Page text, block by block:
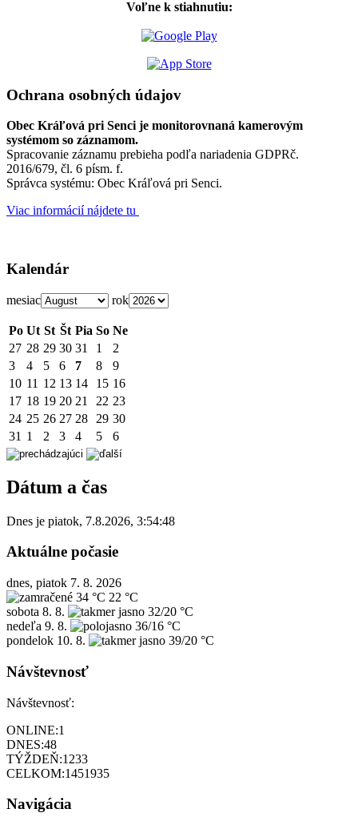
Voľne k stiahnutiu:
Ochrana osobných údajov
Obec Kráľová pri Senci je monitorovnaná kamerovým
systémom so záznamom.
Spracovanie záznamu prebieha podľa nariadenia GDPRč.
2016/679, čl. 6 písm. f.
Správca systému: Obec Kráľová pri Senci.
Viac informácií nájdete tu
Kalendár
mesiac rok
Po Ut St Št Pia So Ne
27 28 29 30 31 1
2
3
4 5 6 7 8
9
10 11 12 13 14 15 16
17 18 19 20 21 22 23
24 25 26 27 28 29 30
31 1 2 3 4 5 6
Dátum a čas
Dnes je piatok, 7.8.2026, 3:54:48
Aktuálne počasie
dnes, piatok 7. 8. 2026
34 °C 22 °C
sobota 8. 8.
32/20 °C
nedeľa 9. 8.
36/16 °C
pondelok 10. 8. 39/20 °C
Návštevnosť
Návštevnosť:
ONLINE:1
DNES:48
TÝŽDEŇ:1233
CELKOM:1451935
Navigácia